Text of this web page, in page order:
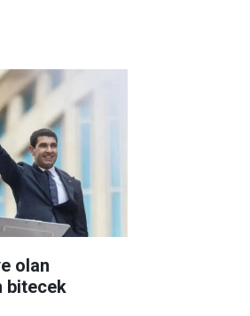
olan
bitecek